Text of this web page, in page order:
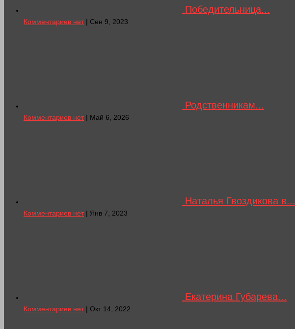
Победительница...
Комментариев нет| Сен 9, 2023
Родственникам...
Комментариев нет| Май 6, 2026
Наталья Гвоздикова в...
Комментариев нет| Янв 7, 2023
Екатерина Губарева...
Комментариев нет| Окт 14, 2022